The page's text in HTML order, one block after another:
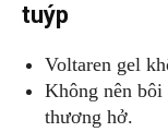
tuýp
Voltaren gel
Không nên
thương hở.